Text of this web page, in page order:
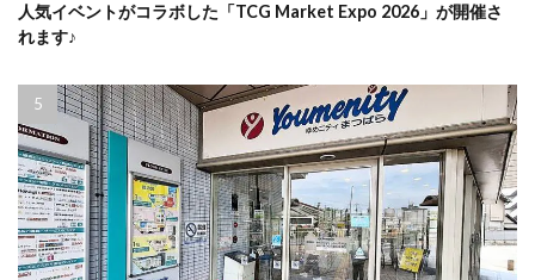
人気イベントがコラボした「TCG Market Expo 2026」が開催さ
れます♪